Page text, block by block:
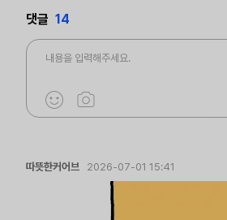
댓글 14
따뜻한커어브 2026-07-01 15:41